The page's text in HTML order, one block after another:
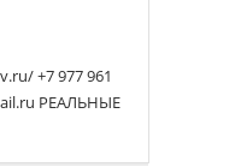
+7 977 961
РЕАЛЬНЫЕ